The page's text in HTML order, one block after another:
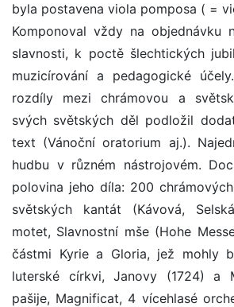
byla postavena viola pomposa ( =
Komponoval vždy na objednávku
slavnosti, k poctě šlechtických
muzicírování a pedagogické
rozdíly mezi chrámovou a
svých světských děl podložil
text (Vánoční oratorium aj.).
hudbu v různém nástrojovém.
polovina jeho díla: 200
světských kantát (Kávová,
motet, Slavnostní mše (Hohe
částmi Kyrie a Gloria, jež mohly
luterské církvi, Janovy (1724) a
pašije, Magnificat, 4 vícehlasé